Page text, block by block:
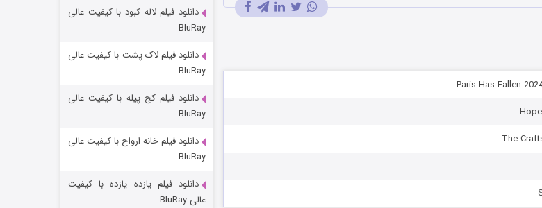
شوگر فصل ۲
دانلود فیلم لاله کبود با کیفیت عالی
BluRay
دانلود فیلم لاک پشت با کیفیت عالی
BluRay
دانلود فیلم کج‌ پیله با کیفیت عالی
BluRay
دانلود فیلم خانه ارواح با کیفیت عالی
BluRay
دانلود فیلم یازده یازده با کیفیت
عالی BluRay